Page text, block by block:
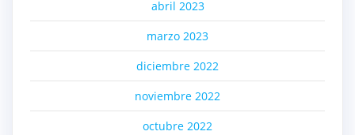
abril 2023
marzo 2023
diciembre 2022
noviembre 2022
octubre 2022